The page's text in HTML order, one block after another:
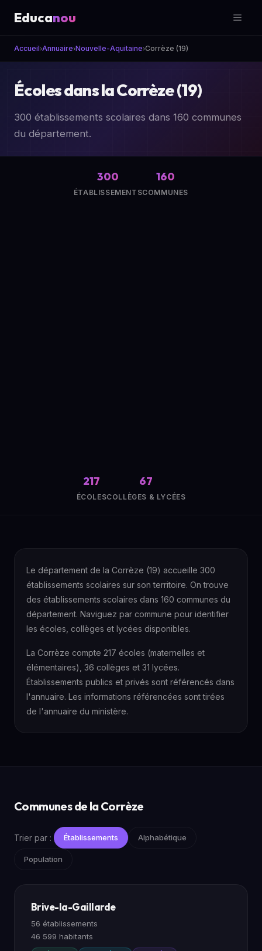
Educanou
Accueil›Annuaire›Nouvelle-Aquitaine›Corrèze (19)
Écoles dans la Corrèze (19)
300 établissements scolaires dans 160 communes
du département.
300
ÉTABLISSEMENTS
160
COMMUNES
217
ÉCOLES
67
COLLÈGES & LYCÉES
Le département de la Corrèze (19) accueille 300
établissements scolaires sur son territoire. On trouve
des établissements scolaires dans 160 communes du
département. Naviguez par commune pour identifier
les écoles, collèges et lycées disponibles.
La Corrèze compte 217 écoles (maternelles et
élémentaires), 36 collèges et 31 lycées.
Établissements publics et privés sont référencés dans
l'annuaire. Les informations référencées sont tirées
de l'annuaire du ministère.
Communes de la Corrèze
Trier par : Établissements Alphabétique
Population
Brive-la-Gaillarde
56 établissements
46 599 habitants